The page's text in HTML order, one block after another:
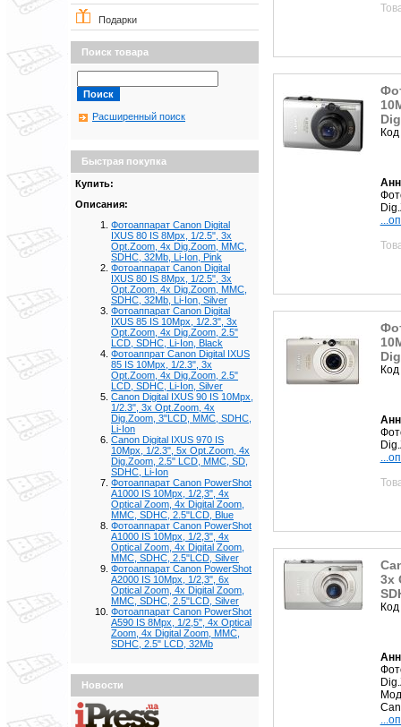
Подарки
Поиск товара
Расширенный поиск
Быстрая покупка
Купить:
Описания:
Фотоаппарат Canon Digital
IXUS 80 IS 8Mpx, 1/2.5", 3x
Opt.Zoom, 4x Dig.Zoom, MMC,
SDHC, 32Mb, Li-Ion, Pink
Фотоаппарат Canon Digital
IXUS 80 IS 8Mpx, 1/2.5", 3x
Opt.Zoom, 4x Dig.Zoom, MMC,
SDHC, 32Mb, Li-Ion, Silver
Фотоаппарат Canon Digital
IXUS 85 IS 10Mpx, 1/2.3", 3x
Opt.Zoom, 4x Dig.Zoom, 2.5"
LCD, SDHC, Li-Ion, Black
Фотоаппрат Canon Digital IXUS
85 IS 10Mpx, 1/2.3", 3x
Opt.Zoom, 4x Dig.Zoom, 2.5"
LCD, SDHC, Li-Ion, Silver
Canon Digital IXUS 90 IS 10Mpx,
1/2.3", 3x Opt.Zoom, 4x
Dig.Zoom, 3"LCD, MMC, SDHC,
Li-Ion
Canon Digital IXUS 970 IS
10Mpx, 1/2.3", 5x Opt.Zoom, 4x
Dig.Zoom, 2.5" LCD, MMC, SD,
SDHC, Li-Ion
Фотоаппарат Canon PowerShot
A1000 IS 10Mpx, 1/2,3", 4x
Optical Zoom, 4x Digital Zoom,
MMC, SDHC, 2.5"LCD, Blue
Фотоаппарат Canon PowerShot
A1000 IS 10Mpx, 1/2,3", 4x
Optical Zoom, 4x Digital Zoom,
MMC, SDHC, 2.5"LCD, Silver
Фотоаппарат Canon PowerShot
A2000 IS 10Mpx, 1/2,3", 6x
Optical Zoom, 4x Digital Zoom,
MMC, SDHC, 2.5"LCD, Silver
Фотоаппарат Canon PowerShot
A590 IS 8Mpx, 1/2,5", 4x Optical
Zoom, 4x Digital Zoom, MMC,
SDHC, 2.5" LCD, 32Mb
Новости
3x